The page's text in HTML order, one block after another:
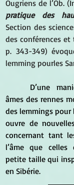
Ougriens de l’Ob.
pratique des
Section des
des conférences et
p. 343-349)
lemming pourles
âmes des rennes
des lemmings pour
ouvre de
concernant tant
l’âme que
petite taille qui
en Sibérie.